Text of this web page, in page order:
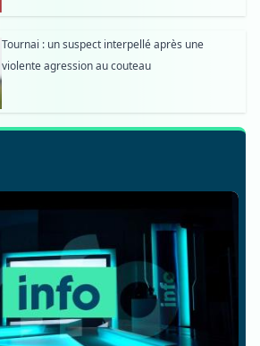
Tournai : un suspect interpellé après une
violente agression au couteau